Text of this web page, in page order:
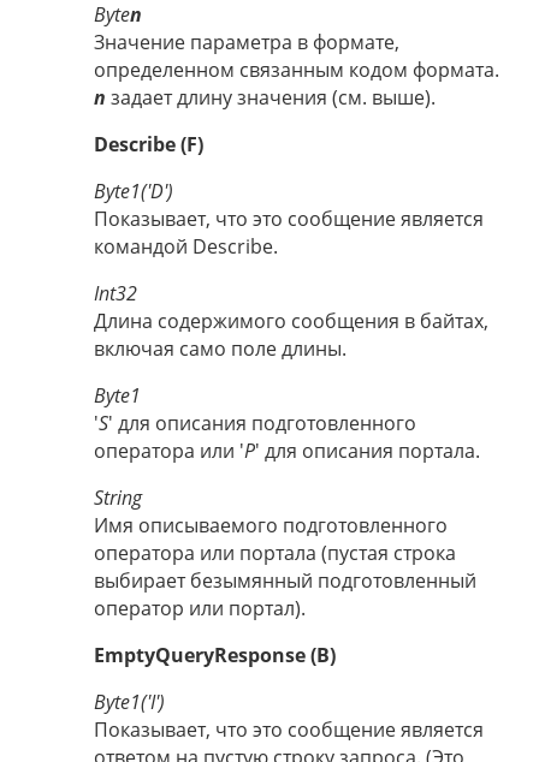
Byten
Значение параметра в формате,
определенном связанным кодом формата.
n задает длину значения (см. выше).
Describe (F)
Byte1('D')
Показывает, что это сообщение является
командой Describe.
Int32
Длина содержимого сообщения в байтах,
включая само поле длины.
Byte1
'S' для описания подготовленного
оператора или 'P' для описания портала.
String
Имя описываемого подготовленного
оператора или портала (пустая строка
выбирает безымянный подготовленный
оператор или портал).
EmptyQueryResponse (B)
Byte1('I')
Показывает, что это сообщение является